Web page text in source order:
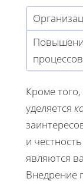
Кроме
уделяется
и
являются
Внедрение